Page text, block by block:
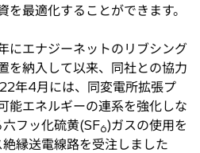
最適化することができます。
にエナジーネットのリブシング
を納入して以来、同社との協力
年4月には、同変電所拡張プ
能エネルギーの連系を強化しな
フッ化硫黄(SF6)ガスの使用を
縁送電線路を受注しました